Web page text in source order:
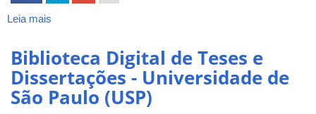
Janeiro
(UERJ)
Leia mais
Teses
e
Dissertações
-
Biblioteca Digital de Teses e
Dissertações - Universidade de
São Paulo (USP)